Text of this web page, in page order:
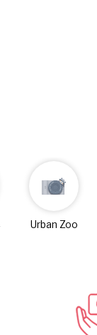
Urban Zoo